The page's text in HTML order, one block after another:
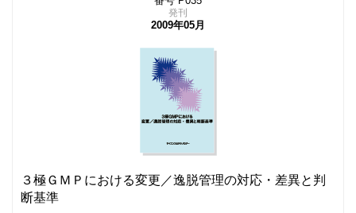
発刊
2009年05月
３極ＧＭＰにおける変更／逸脱管理の対応・差異と判
断基準